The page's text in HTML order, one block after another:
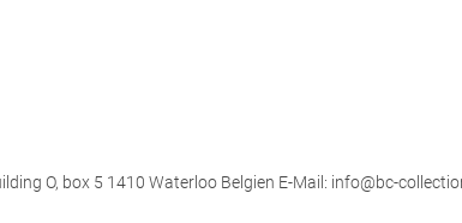
O, box 5 1410 Waterloo Belgien E-Mail: info@bc-